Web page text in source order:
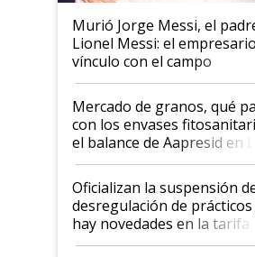
Murió Jorge Messi, el
Lionel Messi: el
vínculo con el campo
Mercado de granos, qué
con los envases
el balance de Aapresid en La
Posta
Oficializan la suspensión
desregulación de prácticos
hay novedades en la tarifa
la hidrovía